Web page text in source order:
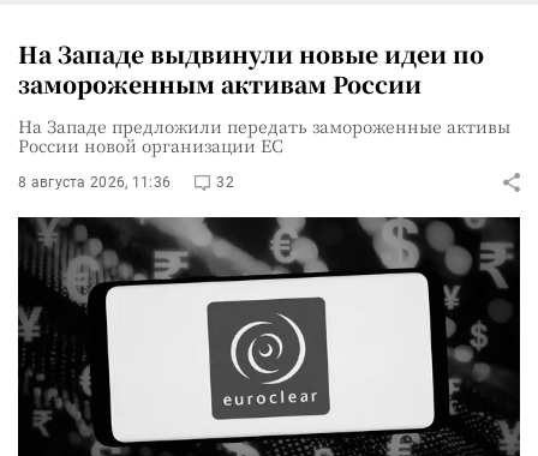
На Западе выдвинули новые идеи по
замороженным активам России
На Западе предложили передать замороженные активы
России новой организации ЕС
8 августа 2026, 11:36 32